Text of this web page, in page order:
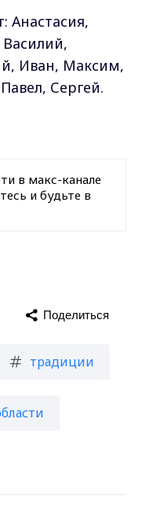
Иван, Максим,
Сергей.
в макс-канале
и будьте в
традиции
Поделиться